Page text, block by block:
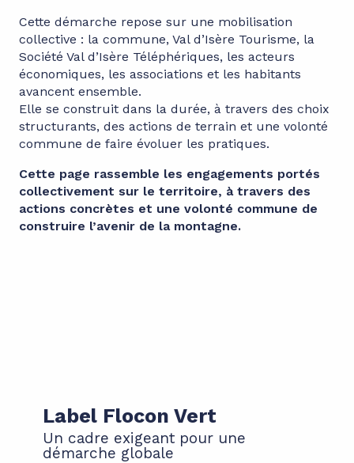
Cette démarche repose sur une mobilisation
collective : la commune, Val d’Isère Tourisme, la
Société Val d’Isère Téléphériques, les acteurs
économiques, les associations et les habitants
avancent ensemble.
Elle se construit dans la durée, à travers des choix
structurants, des actions de terrain et une volonté
commune de faire évoluer les pratiques.
Cette page rassemble les engagements portés
collectivement sur le territoire, à travers des
actions concrètes et une volonté commune de
construire l’avenir de la montagne.
Label Flocon Vert
Un cadre exigeant pour une
démarche globale